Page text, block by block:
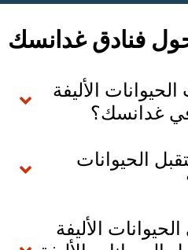
حول فنادق غدانسك
الأليفة
الحيوانات
الأليفة